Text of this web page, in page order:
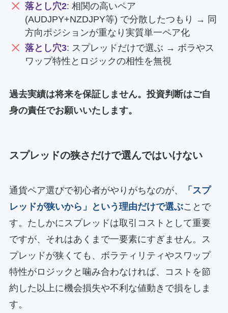
落とし穴2: 相関の高いペア
(AUDJPY+NZDJPY等) で分散したつもり → 同
方向ポジションが重なり実質単一ペア化
落とし穴3: スプレッドだけで選ぶ → ボラやス
ワップ特性とロジックの相性を無視
過去実績は将来を保証しません。投資判断はご自
身の責任でお願いいたします。
スプレッドの狭さだけで選んではいけない
通貨ペア選びで初心者がやりがちなのが、
「スプ
レッドが狭いから」という理由だけで選ぶことで
す。たしかにスプレッドは取引コストとして重要
ですが、それはあくまで一要素にすぎません。ス
プレッドが狭くても、ボラティリティやスワップ
特性がロジックと噛み合わなければ、コストを節
約した以上に機会損失や不利な値動きで損をしま
す。